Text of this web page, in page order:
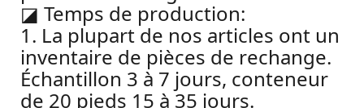
◪ Temps de production:
1. La plupart de nos articles ont un
inventaire de pièces de rechange.
Échantillon 3 à 7 jours, conteneur
de 20 pieds 15 à 35 jours.